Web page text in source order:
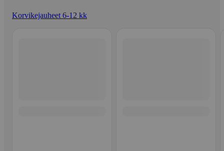
Korvikejauheet 6-12 kk